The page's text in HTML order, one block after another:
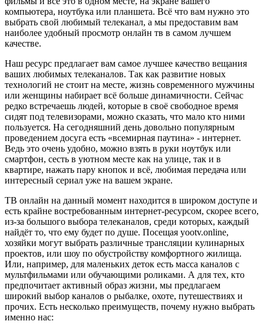
компьютера, ноутбука или планшета. Всё что вам нужно это
выбрать свой любимый телеканал, а мы предоставим вам
наиболее удобный просмотр онлайн тв в самом лучшем
качестве.
Наш ресурс предлагает вам самое лучшее качество вещания
ваших любимых телеканалов. Так как развитие новых
технологий не стоит на месте, жизнь современного мужчины
или женщины набирает всё больше динамичности. Сейчас
редко встречаешь людей, которые в своё свободное время
сидят под телевизорами, можно сказать, что мало кто ними
пользуется. На сегодняшний день довольно популярным
проведением досуга есть «всемирная паутина» - интернет.
Ведь это очень удобно, можно взять в руки ноутбук или
смартфон, сесть в уютном месте как на улице, так и в
квартире, нажать пару кнопок и всё, любимая передача или
интересный сериал уже на вашем экране.
ТВ онлайн на данный момент находится в широком доступе и
есть крайне востребованным интернет-ресурсом, скорее всего,
из-за большого выбора телеканалов, среди которых, каждый
найдёт то, что ему будет по душе. Посещая yootv.online,
хозяйки могут выбрать различные трансляции кулинарных
проектов, или шоу по обустройству комфортного жилища.
Или, например, для маленьких деток есть масса каналов с
мультфильмами или обучающими роликами. А для тех, кто
предпочитает активный образ жизни, мы предлагаем
широкий выбор каналов о рыбалке, охоте, путешествиях и
прочих. Есть несколько преимуществ, почему нужно выбрать
именно нас: